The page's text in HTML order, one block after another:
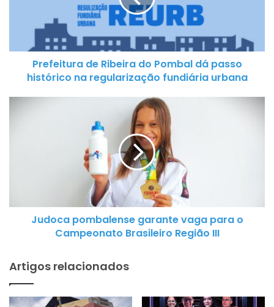
histórico
regularização
fundiária
Prefeitura de Ribeira do Pombal dá passo
histórico na regularização fundiária urbana
Brasileiro
RegiãoJudoca pombalense garante vaga para o
Campeonato Brasileiro Região III
Artigos relacionados